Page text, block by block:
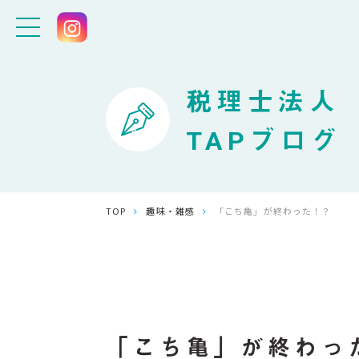
税理士法人
TAPブログ
TOP 趣味・雑感 「こち亀」が終わった！？
「こち亀」が終わっ